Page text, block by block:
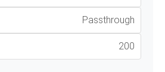
Passthrough
200